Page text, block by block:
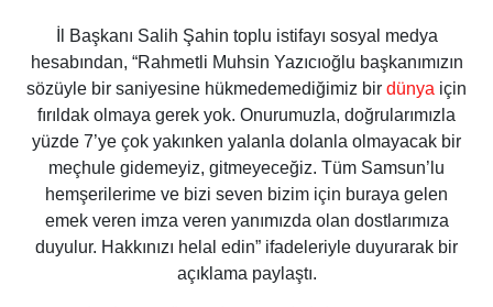
İl Başkanı Salih Şahin toplu istifayı sosyal medya
hesabından, “Rahmetli Muhsin Yazıcıoğlu başkanımızın
sözüyle bir saniyesine hükmedemediğimiz bir dünya için
fırıldak olmaya gerek yok. Onurumuzla, doğrularımızla
yüzde 7’ye çok yakınken yalanla dolanla olmayacak bir
meçhule gidemeyiz, gitmeyeceğiz. Tüm Samsun’lu
hemşerilerime ve bizi seven bizim için buraya gelen
emek veren imza veren yanımızda olan dostlarımıza
duyulur. Hakkınızı helal edin” ifadeleriyle duyurarak bir
açıklama paylaştı.